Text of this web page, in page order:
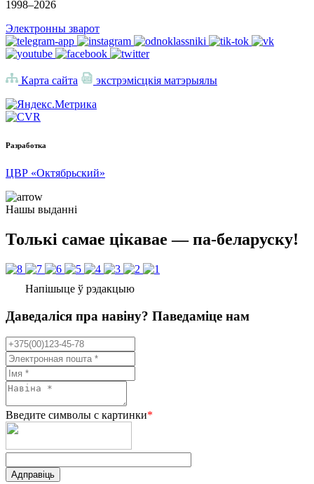
1998–2026
Электронны зварот
Карта сайта экстрэмісцкія матэрыялы
Разработка
ЦВР «Октябрьский»
Нашы выданні
Толькі самае цікавае — па-беларуску!
Напішыце ў рэдакцыю
Даведаліся пра навіну? Паведаміце нам
Введите символы с картинки*
Адправіць